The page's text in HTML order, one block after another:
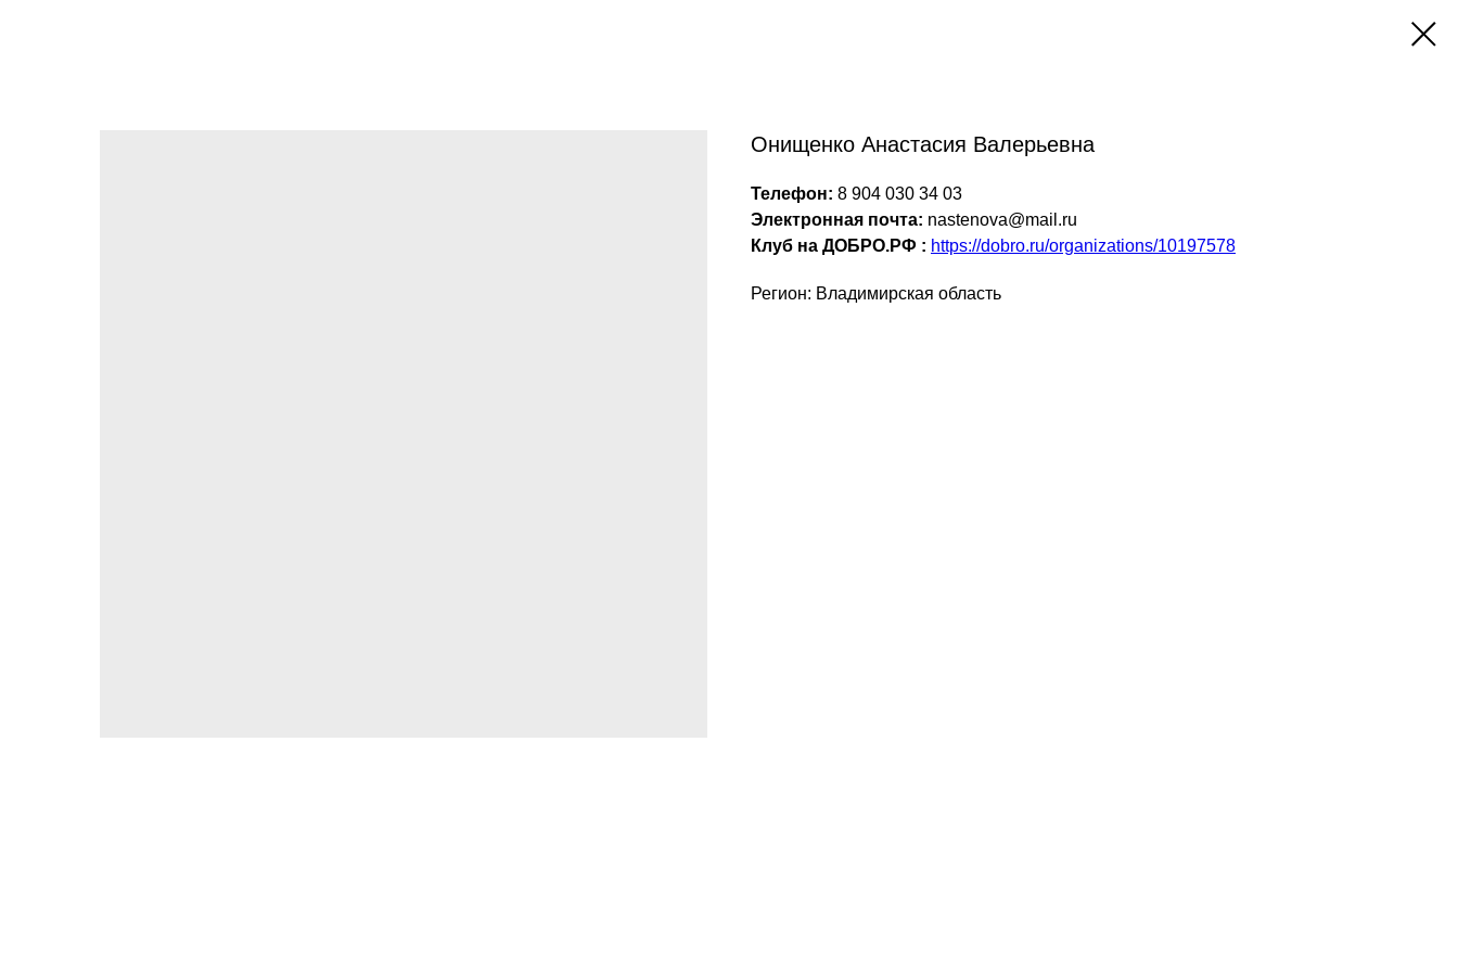
Онищенко Анастасия Валерьевна
Телефон: 8 904 030 34 03
Электронная почта: nastenova@mail.ru
Клуб на ДОБРО.РФ : https://dobro.ru/organizations/10197578
Регион: Владимирская область